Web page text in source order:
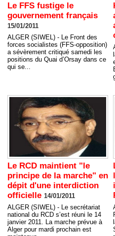
Le FFS fustige le
gouvernement français
15/01/2011
ALGER (SIWEL) - Le Front des
forces socialistes (FFS-opposition)
a sévèrement critiqué samedi les
positions du Quai d’Orsay dans ce
qui se...
Le RCD maintient "le
principe de la marche" en
dépit d'une interdiction
officielle 14/01/2011
ALGER (SIWEL) - Le secrétariat
national du RCD s’est réuni le 14
janvier 2011. La marche prévue à
Alger pour mardi prochain est